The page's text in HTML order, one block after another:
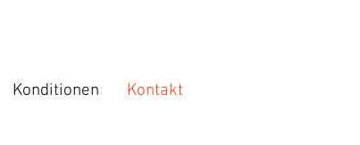
Konditionen Kontakt